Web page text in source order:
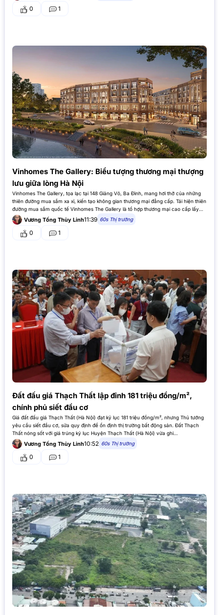
0 1
Vinhomes The Gallery: Biểu tượng thương mại thượng
lưu giữa lòng Hà Nội
Vinhomes The Gallery, tọa lạc tại 148 Giảng Võ, Ba Đình, mang hơi thở của những
thiên đường mua sắm xa xỉ, kiến tạo không gian thương mại đẳng cấp. Tái hiện thiên
đường mua sắm quốc tế Vinhomes The Gallery là tổ hợp thương mại cao cấp lấy
cảm…Vương Tống Thùy Linh11:39 60s Thị trường
0 1
Đất đấu giá Thạch Thất lập đỉnh 181 triệu đồng/m²,
chính phủ siết đầu cơ
Giá đất đấu giá Thạch Thất (Hà Nội) đạt kỷ lục 181 triệu đồng/m², nhưng Thủ tướng
yêu cầu siết đầu cơ, sửa quy định để ổn định thị trường bất động sản. Đất Thạch
Thất nóng sốt với giá trúng kỷ lục Huyện Thạch Thất (Hà Nội) vừa ghi…
Vương Tống Thùy Linh10:52 60s Thị trường
0 1